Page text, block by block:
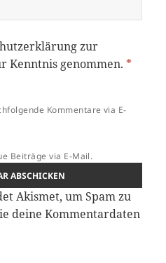
zur
Kenntnis genommen. *
Kommentare via E-
Beiträge via E-Mail.
Akismet, um Spam zu
deine Kommentardaten